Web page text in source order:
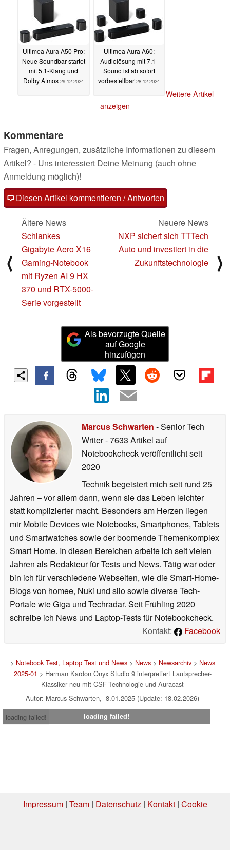
Ultimea Aura A50 Pro:
Neue Soundbar startet
mit 5.1-Klang und
Dolby Atmos 29.12.2024
Ultimea Aura A60:
Audiolösung mit 7.1-
Sound ist ab sofort
vorbestellbar 28.12.2024
Weitere Artikel
anzeigen
Kommentare
Fragen, Anregungen, zusätzliche Informationen zu diesem
Artikel? - Uns interessiert Deine Meinung (auch ohne
Anmeldung möglich)!
Diesen Artikel kommentieren / Antworten
⟨
Ältere News
Schlankes
Gigabyte Aero X16
Gaming-Notebook
mit Ryzen AI 9 HX
370 und RTX-5000-
Serie vorgestellt
Neuere News
NXP sichert sich TTTech
Auto und investiert in die
Zukunftstechnologie
⟩
Als bevorzugte Quelle
auf Google
hinzufügen
Marcus Schwarten - Senior Tech
Writer- 7633 Artikel auf
Notebookcheck veröffentlichtseit
2020
Technik begeistert mich seit rund 25
Jahren – vor allem dann, wenn sie das Leben leichter
statt komplizierter macht. Besonders am Herzen liegen
mir Mobile Devices wie Notebooks, Smartphones, Tablets
und Smartwatches sowie der boomende Themenkomplex
Smart Home. In diesen Bereichen arbeite ich seit vielen
Jahren als Redakteur für Tests und News. Tätig war oder
bin ich für verschiedene Webseiten, wie die Smart-Home-
Blogs von homee, Nuki und siio sowie diverse Tech-
Portale wie Giga und Techradar. Seit Frühling 2020
schreibe ich News und Laptop-Tests für Notebookcheck.
Kontakt:
Facebook
> Notebook Test, Laptop Test und News> News> Newsarchiv> News
2025-01 > Harman Kardon Onyx Studio 9 interpretiert Lautsprecher-
Klassiker neu mit CSF-Technologie und Auracast
Autor: Marcus Schwarten, 8.01.2025 (Update: 18.02.2026)
loading failed!
loading failed!
Impressum| Team| Datenschutz| Kontakt| Cookie